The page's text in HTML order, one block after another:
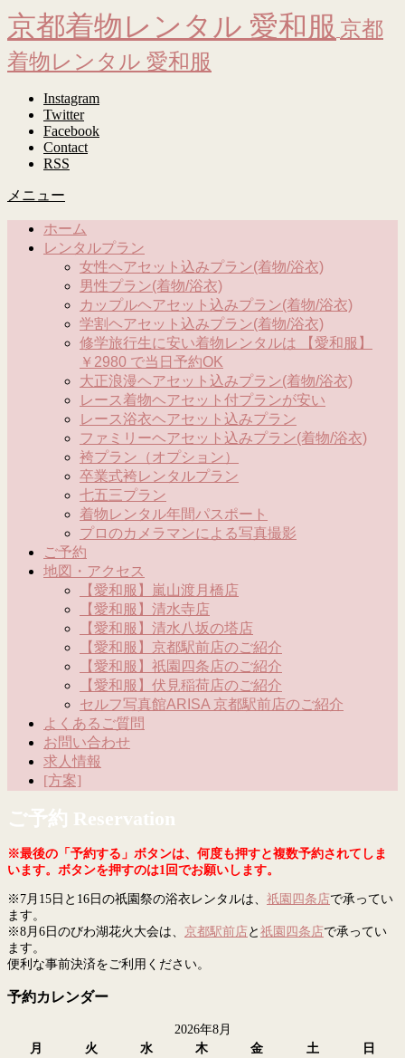
京都着物レンタル 愛和服 京都
着物レンタル 愛和服
Instagram
Twitter
Facebook
Contact
RSS
メニュー
ホーム
レンタルプラン
女性ヘアセット込みプラン(着物/浴衣)
男性プラン(着物/浴衣)
カップルヘアセット込みプラン(着物/浴衣)
学割ヘアセット込みプラン(着物/浴衣)
修学旅行生に安い着物レンタルは 【愛和服】
￥2980 で当日予約OK
大正浪漫ヘアセット込みプラン(着物/浴衣)
レース着物ヘアセット付プランが安い
レース浴衣ヘアセット込みプラン
ファミリーヘアセット込みプラン(着物/浴衣)
袴プラン（オプション）
卒業式袴レンタルプラン
七五三プラン
着物レンタル年間パスポート
プロのカメラマンによる写真撮影
ご予約
地図・アクセス
【愛和服】嵐山渡月橋店
【愛和服】清水寺店
【愛和服】清水八坂の塔店
【愛和服】京都駅前店のご紹介
【愛和服】祇園四条店のご紹介
【愛和服】伏見稲荷店のご紹介
セルフ写真館ARISA 京都駅前店のご紹介
よくあるご質問
お問い合わせ
求人情報
[方案]
ご予約 Reservation
※最後の「予約する」ボタンは、何度も押すと複数予約されてしま
います。ボタンを押すのは1回でお願いします。
※7月15日と16日の祇園祭の浴衣レンタルは、 祇園四条店で承ってい
ます。
※8月6日のびわ湖花火大会は、 京都駅前店 と 祇園四条店で承ってい
ます。
便利な事前決済をご利用ください。
予約カレンダー
2026年8月
月
火 水 木 金 土
日